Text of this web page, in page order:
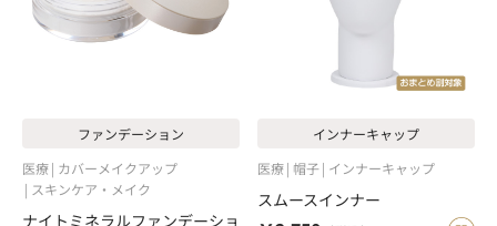
ファンデーション
医療 カバーメイクアップ
スキンケア・メイク
ナイトミネラルファンデーショ
インナーキャップ
医療 帽子 インナーキャップ
スムースインナー